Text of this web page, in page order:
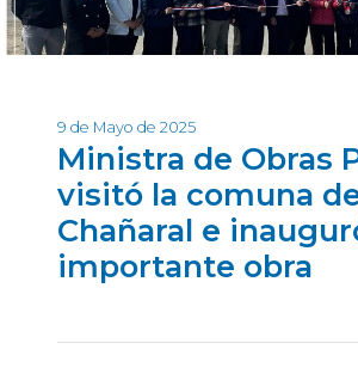
9 de Mayo de 2025
Ministra de Obras
visitó la comuna
Chañaral e
importante obra